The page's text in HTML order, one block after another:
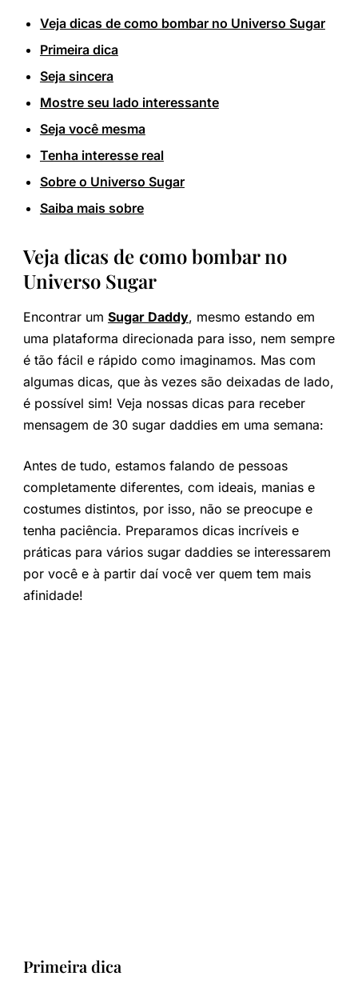
Veja dicas de como bombar no Universo Sugar
Primeira dica
Seja sincera
Mostre seu lado interessante
Seja você mesma
Tenha interesse real
Sobre o Universo Sugar
Saiba mais sobre
Veja dicas de como bombar no
Universo Sugar
Encontrar um Sugar Daddy, mesmo estando em
uma plataforma direcionada para isso, nem sempre
é tão fácil e rápido como imaginamos. Mas com
algumas dicas, que às vezes são deixadas de lado,
é possível sim! Veja nossas dicas para receber
mensagem de 30 sugar daddies em uma semana:
Antes de tudo, estamos falando de pessoas
completamente diferentes, com ideais, manias e
costumes distintos, por isso, não se preocupe e
tenha paciência. Preparamos dicas incríveis e
práticas para vários sugar daddies se interessarem
por você e à partir daí você ver quem tem mais
afinidade!
Primeira dica